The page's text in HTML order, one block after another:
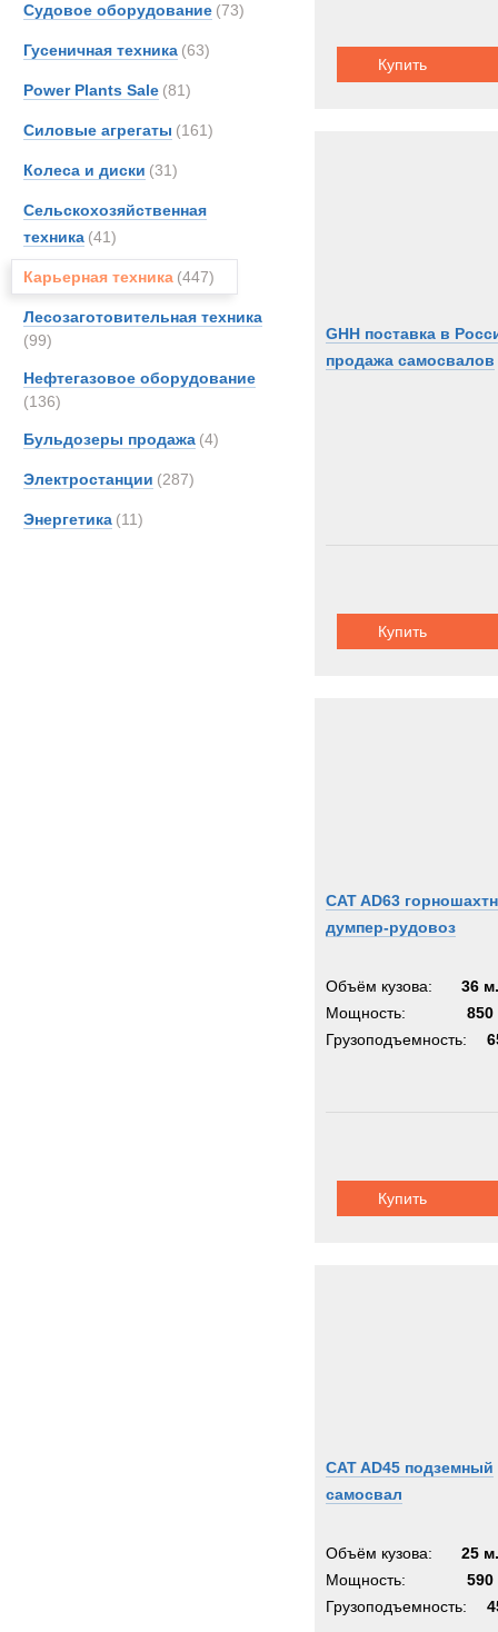
Судовое оборудование (73)
Гусеничная техника (63)
Power Plants Sale (81)
Силовые агрегаты (161)
Колеса и диски (31)
Сельскохозяйственная
техника (41)
Карьерная техника (447)
Лесозаготовительная техника
(99)
Нефтегазовое оборудование
(136)
Бульдозеры продажа (4)
Электростанции (287)
Энергетика (11)
Купить
GHH поставка в
продажа самосвалов
Купить
CAT AD63
думпер-рудовоз
Объём кузова:
36
Мощность:
850
Грузоподъемность:
Купить
CAT AD45 подземный
самосвал
Объём кузова:
25
Мощность:
590
Грузоподъемность: